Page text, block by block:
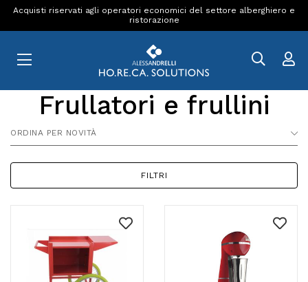
Acquisti riservati agli operatori economici del settore alberghiero e
ristorazione
Frullatori e frullini
ORDINA PER NOVITÀ
FILTRI